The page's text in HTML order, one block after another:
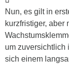
Nun, es gilt in
kurzfristiger, aber
um zuversichtlich
sich einem